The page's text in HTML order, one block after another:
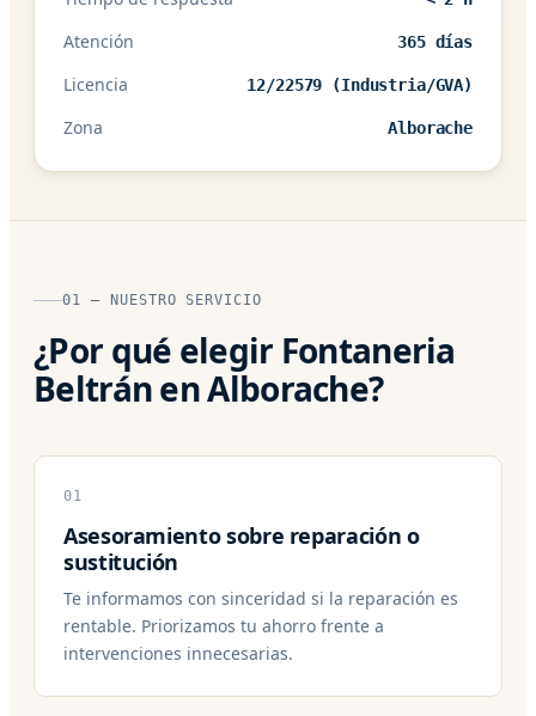
Atención 365 días
Licencia 12/22579 (Industria/GVA)
Zona Alborache
01 — NUESTRO SERVICIO
¿Por qué elegir Fontaneria
Beltrán en Alborache?
01
Asesoramiento sobre reparación o
sustitución
Te informamos con sinceridad si la reparación es
rentable. Priorizamos tu ahorro frente a
intervenciones innecesarias.